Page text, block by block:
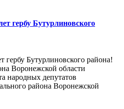
гербу Бутурлиновского
гербу Бутурлиновского района!
Воронежской области
народных депутатов
района Воронежской